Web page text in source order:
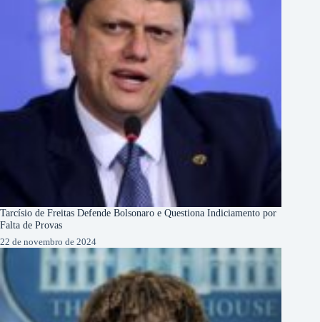
Tarcísio de Freitas Defende Bolsonaro e Questiona Indiciamento por
Falta de Provas
22 de novembro de 2024